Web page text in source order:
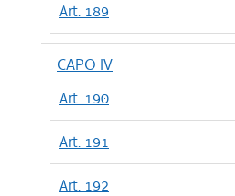
Art. 189
CAPO IV
Art. 190
Art. 191
Art. 192